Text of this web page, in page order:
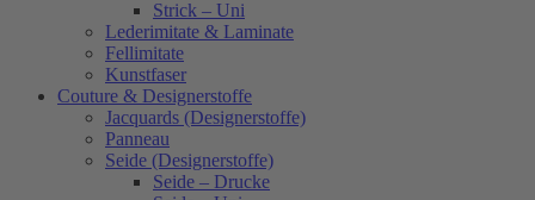
Strick – Uni
Lederimitate & Laminate
Fellimitate
Kunstfaser
Couture & Designerstoffe
Jacquards (Designerstoffe)
Panneau
Seide (Designerstoffe)
Seide – Drucke